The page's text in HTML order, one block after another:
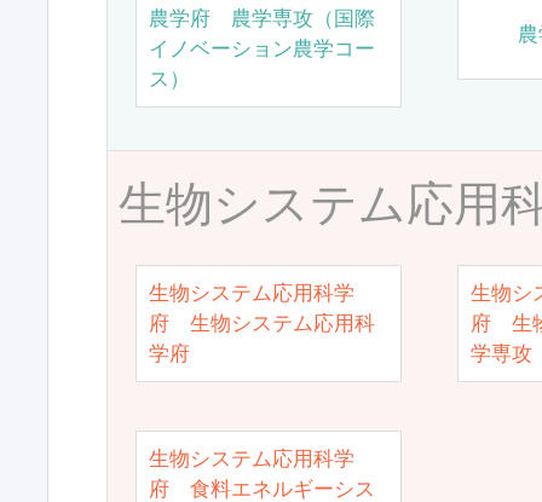
農学府 農学専攻（国際
イノベーション農学コー
ス）
生物システム応用
生物システム応用科学
府 生物システム応用科
学府
生物シ
府 生
学専攻
生物システム応用科学
府 食料エネルギーシス